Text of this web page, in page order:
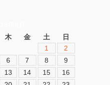
木 金 土
日
1
2
6 7 8
9
13 14 15
16